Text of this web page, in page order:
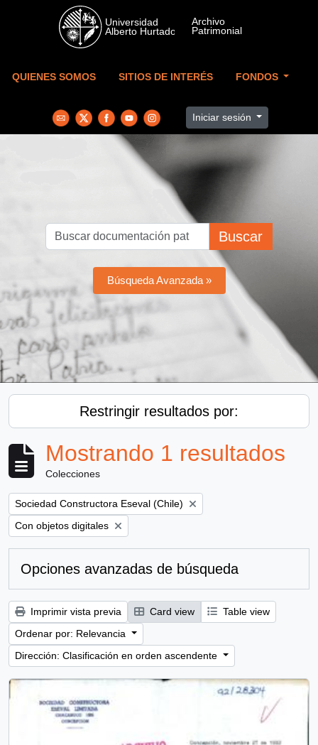
Skip to main content
QUIENES SOMOS SITIOS DE INTERÉS FONDOS
Iniciar sesión
Buscar
Búsqueda Avanzada »
Restringir resultados por:
Mostrando 1 resultados
Colecciones
Remove filter:
Sociedad Constructora Eseval (Chile)
Remove filter:
Con objetos digitales
Opciones avanzadas de búsqueda
Imprimir vista previa Card view
Table view
Ordenar por: Relevancia
Dirección: Clasificación en orden ascendente